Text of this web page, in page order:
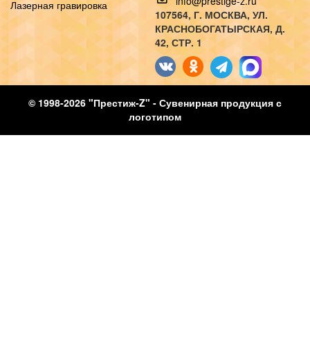
Лазерная гравировка
107564, Г. МОСКВА, УЛ.
КРАСНОБОГАТЫРСКАЯ, Д.
42, СТР. 1
© 1998-2026 "Престиж-Z" - Сувенирная продукция с
логотипом